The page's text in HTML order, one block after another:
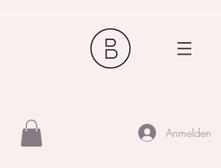
Anmelden